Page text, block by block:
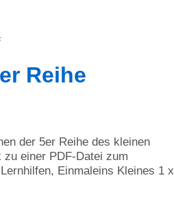
Reihe
der 5er Reihe des kleinen
zu einer PDF-Datei zum
Einmaleins Kleines 1 x